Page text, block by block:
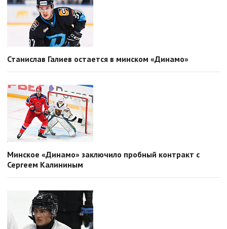
Станислав Галиев остается в минском «Динамо»
Минское «Динамо» заключило пробный контракт с
Сергеем Калининым